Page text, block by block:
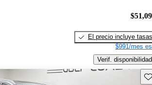
El precio incluye tasas
$991/mes
Verif. disponibilidad